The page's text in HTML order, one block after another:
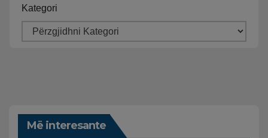
Kategori
Më interesante